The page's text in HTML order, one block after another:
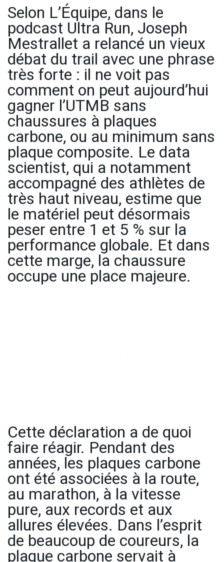
Selon L’Équipe, dans le
podcast Ultra Run, Joseph
Mestrallet a relancé un vieux
débat du trail avec une phrase
très forte : il ne voit pas
comment on peut aujourd’hui
gagner l’UTMB sans
chaussures à plaques
carbone, ou au minimum sans
plaque composite. Le data
scientist, qui a notamment
accompagné des athlètes de
très haut niveau, estime que
le matériel peut désormais
peser entre 1 et 5 % sur la
performance globale. Et dans
cette marge, la chaussure
occupe une place majeure.
Cette déclaration a de quoi
faire réagir. Pendant des
années, les plaques carbone
ont été associées à la route,
au marathon, à la vitesse
pure, aux records et aux
allures élevées. Dans l’esprit
de beaucoup de coureurs, la
plaque carbone servait à